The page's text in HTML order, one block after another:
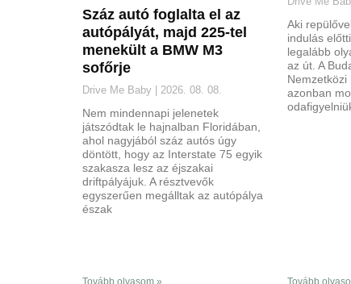
Száz autó foglalta el az
autópályát, majd 225-tel
menekült a BMW M3
sofőrje
Drive Me Baby 2026. 08. 08.
Nem mindennapi jelenetek
játszódtak le hajnalban Floridában,
ahol nagyjából száz autós úgy
döntött, hogy az Interstate 75 egyik
szakasza lesz az éjszakai
driftpályájuk. A résztvevők
egyszerűen megálltak az autópálya
észak
Tovább olvasom »
Aki
indulás
legalább
az út. A
azonban
Tovább